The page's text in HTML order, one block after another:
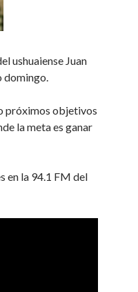
ushuaiense Juan
domingo.
próximos objetivos
la meta es ganar
en la 94.1 FM del